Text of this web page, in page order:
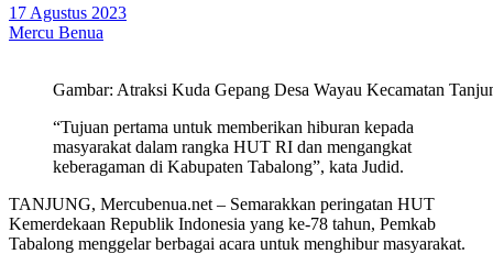
17 Agustus 2023
Mercu Benua
Gambar: Atraksi Kuda Gepang Desa Wayau Kecamatan
“Tujuan pertama untuk memberikan hiburan kepada
masyarakat dalam rangka HUT RI dan mengangkat
keberagaman di Kabupaten Tabalong”, kata Judid.
TANJUNG, Mercubenua.net – Semarakkan peringatan HUT
Kemerdekaan Republik Indonesia yang ke-78 tahun, Pemkab
Tabalong menggelar berbagai acara untuk menghibur masyarakat.